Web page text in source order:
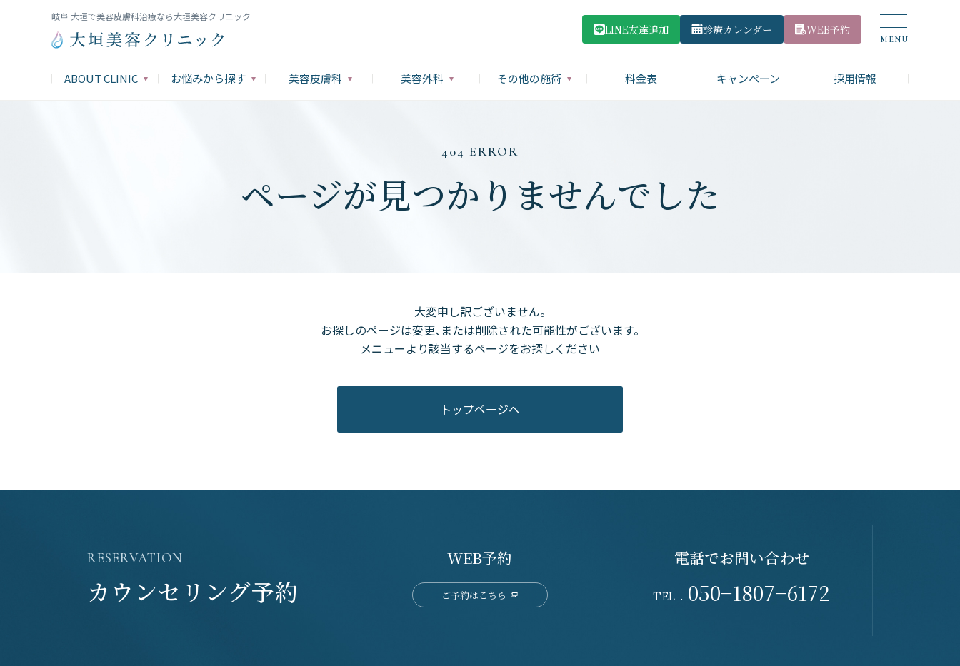
岐阜 大垣で美容皮膚科治療なら大垣美容クリニック
LINE友達追加 診療カレンダー WEB予約
ABOUT CLINIC お悩みから探す 美容皮膚科 美容外科 その他の施術 料金表 キャンペーン 採用情報
404 ERROR
ページが見つかりませんでした
大変申し訳ございません。
お探しのページは変更、 または削除された可能性がございます。
メニューより該当するページをお探しください
トップページへ
RESERVATION
カウンセリング予約
WEB予約
ご予約はこちら
電話でお問い合わせ
TEL． 050−1807−6172